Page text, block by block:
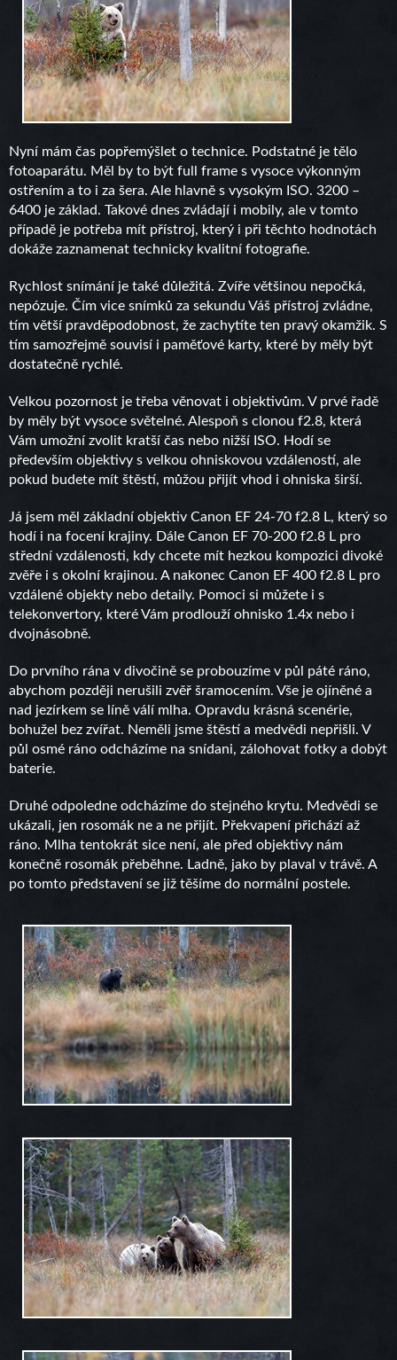
Nyní mám čas popřemýšlet o technice. Podstatné je tělo
fotoaparátu. Měl by to být full frame s vysoce výkonným
ostřením a to i za šera. Ale hlavně s vysokým ISO. 3200 –
6400 je základ. Takové dnes zvládají i mobily, ale v tomto
případě je potřeba mít přístroj, který i při těchto hodnotách
dokáže zaznamenat technicky kvalitní fotografie.
Rychlost snímání je také důležitá. Zvíře většinou nepočká,
nepózuje. Čím vice snímků za sekundu Váš přístroj zvládne,
tím větší pravděpodobnost, že zachytíte ten pravý okamžik. S
tím samozřejmě souvisí i paměťové karty, které by měly být
dostatečně rychlé.
Velkou pozornost je třeba věnovat i objektivům. V prvé řadě
by měly být vysoce světelné. Alespoň s clonou f2.8, která
Vám umožní zvolit kratší čas nebo nižší ISO. Hodí se
především objektivy s velkou ohniskovou vzdáleností, ale
pokud budete mít štěstí, můžou přijít vhod i ohniska širší.
Já jsem měl základní objektiv Canon EF 24-70 f2.8 L, který so
hodí i na focení krajiny. Dále Canon EF 70-200 f2.8 L pro
střední vzdálenosti, kdy chcete mít hezkou kompozici divoké
zvěře i s okolní krajinou. A nakonec Canon EF 400 f2.8 L pro
vzdálené objekty nebo detaily. Pomoci si můžete i s
telekonvertory, které Vám prodlouží ohnisko 1.4x nebo i
dvojnásobně.
Do prvního rána v divočině se probouzíme v půl páté ráno,
abychom později nerušili zvěř šramocením. Vše je ojíněné a
nad jezírkem se líně válí mlha. Opravdu krásná scenérie,
bohužel bez zvířat. Neměli jsme štěstí a medvědi nepřišli. V
půl osmé ráno odcházíme na snídani, zálohovat fotky a dobýt
baterie.
Druhé odpoledne odcházíme do stejného krytu. Medvědi se
ukázali, jen rosomák ne a ne přijít. Překvapení přichází až
ráno. Mlha tentokrát sice není, ale před objektivy nám
konečně rosomák přeběhne. Ladně, jako by plaval v trávě. A
po tomto představení se již těšíme do normální postele.